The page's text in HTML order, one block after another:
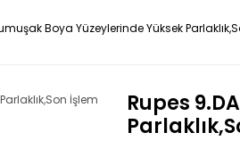
Boya Yüzeylerinde Yüksek
Rupes